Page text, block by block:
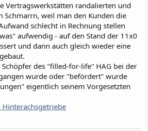
Vertragswerkstätten randalierten und
Schmarrn, weil man den Kunden die
schlecht in Rechnung stellen
aufwendig - auf den Stand der 11x0
und dann auch gleich wieder eine
des "filled-for-life" HAG bei der
wurde oder "befördert" wurde
eigentlich seinem Vorgesetzten